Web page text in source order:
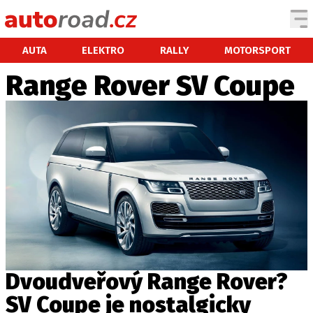
AUTA ELEKTRO RALLY MOTORSPORT
AUTA
TESTY AUT
NOVINKY
EKO
SPY
HISTORIE
ZAJÍMAVOSTI
TECHNIKA
EKONOMIKA
ČESKÝ TRH
TUNING
PROFI
Range Rover SV Coupe
Dvoudveřový Range Rover?
SV Coupe je nostalgicky